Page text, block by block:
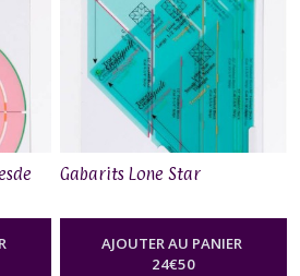
Gabarits Lone Star
AJOUTER AU PANIER
24€50